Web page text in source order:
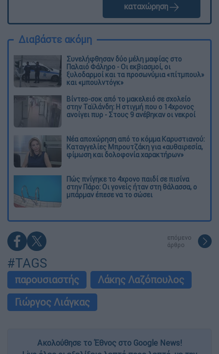
καταχώρηση
Διαβάστε ακόμη
Συνελήφθησαν δύο μέλη μαφίας στο
Παλαιό Φάληρο - Οι εκβιασμοί, οι
ξυλοδαρμοί και τα προσωνύμια «πίτμπουλ»
και «μπουλντόγκ»
Βίντεο-σοκ από το μακελειό σε σχολείο
στην Ταϊλάνδη: Η στιγμή που ο 14χρονος
ανοίγει πυρ - Στους 9 ανέβηκαν οι νεκροί
Νέα αποχώρηση από το κόμμα Καρυστιανού:
Καταγγελίες Μπρουτζάκη για «αυθαιρεσία,
φίμωση και δολοφονία χαρακτήρων»
Πώς πνίγηκε το 4χρονο παιδί σε πισίνα
στην Πάρο: Οι γονείς ήταν στη θάλασσα, ο
μπάρμαν έπεσε να το σώσει
επόμενο
άρθρο
#TAGS
παρουσιαστής
Λάκης Λαζόπουλος
Γιώργος Λιάγκας
Ακολούθησε το Έθνος στο Google News!